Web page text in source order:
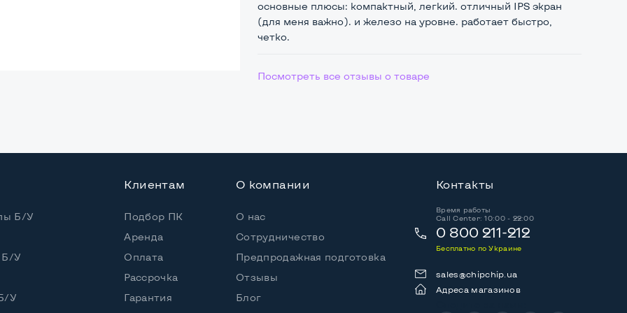
i5-7200U
4 потока
i5-7200U (2,50 - 3,10 GHz)
основные плюсы: компактный, легкий. отличный IPS экран
(для меня важно). и железо на уровне. работает быстро,
четко.
Посмотреть все отзывы о товаре
Б/У
Б/У
У
Клиентам
Подбор ПК
Аренда
Оплата
Рассрочка
Гарантия
О компании
О нас
Сотрудничество
Предпродажная подготовка
Отзывы
Блог
Контакты
Время работы
Call Center: 10:00 - 22:00
0 800 211-212
Бесплатно по Украине
sales@chipchip.ua
Адреса магазинов